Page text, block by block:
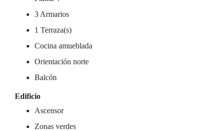
3 Armarios
1 Terraza(s)
Cocina amueblada
Orientación norte
Balcón
Edificio
Ascensor
Zonas verdes